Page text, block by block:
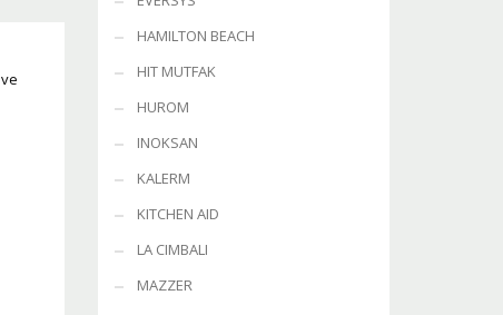
HAMILTON BEACH
HIT MUTFAK
HUROM
INOKSAN
KALERM
KITCHEN AID
LA CIMBALI
MAZZER